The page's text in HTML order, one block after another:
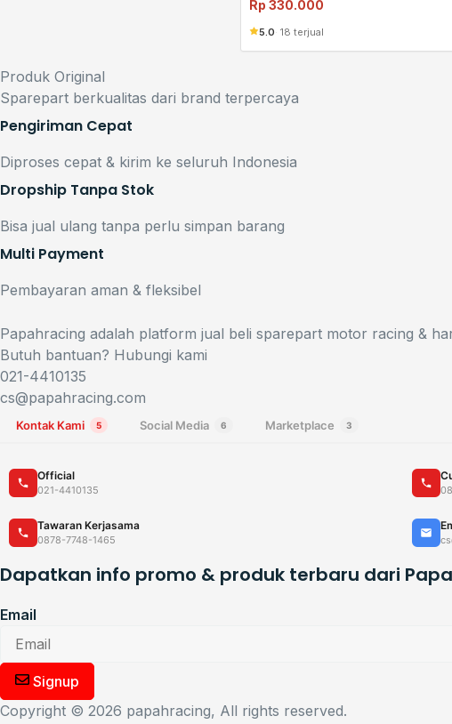
Rp 330.000
5.0 18 terjual
Produk Original
Sparepart berkualitas dari brand terpercaya
Pengiriman Cepat
Diproses cepat & kirim ke seluruh Indonesia
Dropship Tanpa Stok
Bisa jual ulang tanpa perlu simpan barang
Multi Payment
Pembayaran aman & fleksibel
Papahracing adalah platform jual beli sparepart motor racing &
Butuh bantuan? Hubungi kami
021-4410135
cs@papahracing.com
Kontak Kami 5 Social Media 6 Marketplace 3
Official
021-4410135
Tawaran Kerjasama
0878-7748-1465
Dapatkan info promo & produk terbaru dari
Email
Signup
Copyright © 2026 papahracing, All rights reserved.